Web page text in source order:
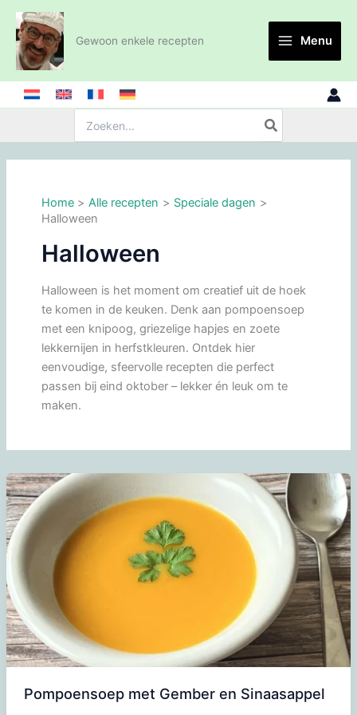
naar
inhoud
Gewoon enkele recepten Menu
Home Alle recepten
Speciale dagen
Halloween
Halloween
Halloween is het moment om creatief uit de hoek
te komen in de keuken. Denk aan pompoensoep
met een knipoog, griezelige hapjes en zoete
lekkernijen in herfstkleuren. Ontdek hier
eenvoudige, sfeervolle recepten die perfect
passen bij eind oktober – lekker én leuk om te
maken.
Pompoensoep met Gember en Sinaasappel